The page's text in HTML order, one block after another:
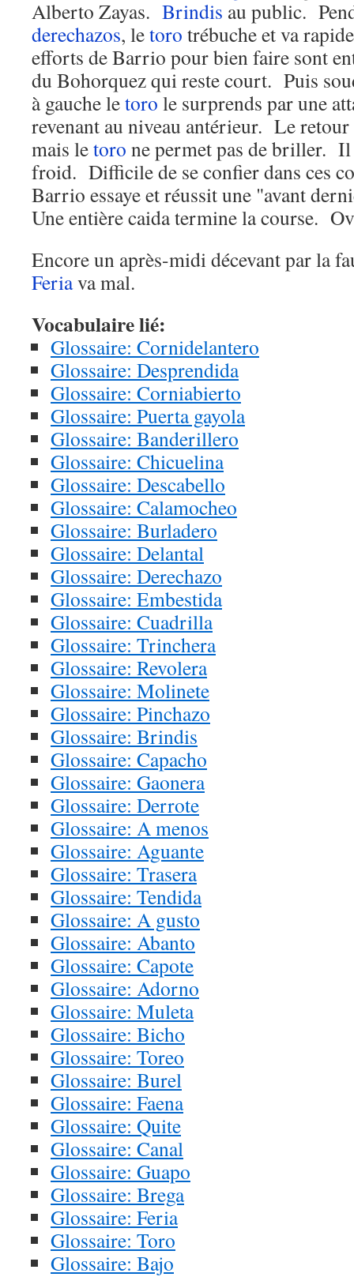
Alberto Zayas. Brindis au public.
derechazos, letoro trébuche et va
efforts de Barrio pour bien faire sont
du Bohorquez qui reste court. Puis
à gauche letoro le surprends par une
revenant au niveau antérieur. Le
mais letoro ne permet pas de briller. Il
froid. Difficile de se confier dans ces
Barrio essaye et réussit une "avant
Une entière caida termine la course.
Encore un après-midi décevant par la
Feriava mal.
Vocabulaire lié:
Glossaire: Cornidelantero
Glossaire: Desprendida
Glossaire: Corniabierto
Glossaire: Puerta gayola
Glossaire: Banderillero
Glossaire: Chicuelina
Glossaire: Descabello
Glossaire: Calamocheo
Glossaire: Burladero
Glossaire: Delantal
Glossaire: Derechazo
Glossaire: Embestida
Glossaire: Cuadrilla
Glossaire: Trinchera
Glossaire: Revolera
Glossaire: Molinete
Glossaire: Pinchazo
Glossaire: Brindis
Glossaire: Capacho
Glossaire: Gaonera
Glossaire: Derrote
Glossaire: A menos
Glossaire: Aguante
Glossaire: Trasera
Glossaire: Tendida
Glossaire: A gusto
Glossaire: Abanto
Glossaire: Capote
Glossaire: Adorno
Glossaire: Muleta
Glossaire: Bicho
Glossaire: Toreo
Glossaire: Burel
Glossaire: Faena
Glossaire: Quite
Glossaire: Canal
Glossaire: Guapo
Glossaire: Brega
Glossaire: Feria
Glossaire: Toro
Glossaire: Bajo